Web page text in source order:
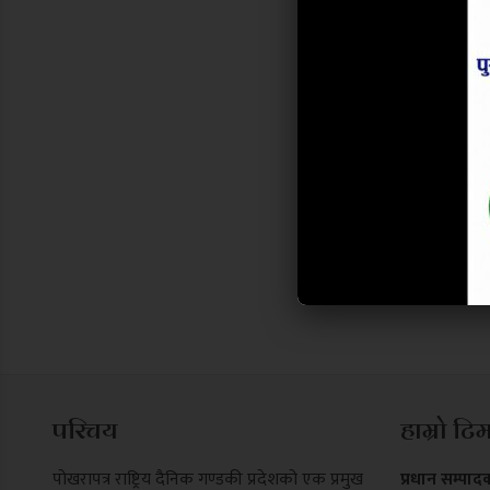
परिचय
पोखरापत्र राष्ट्रिय दैनिक गण्डकी प्रदेशको एक प्रमुख
हाम्रो
प्रधान